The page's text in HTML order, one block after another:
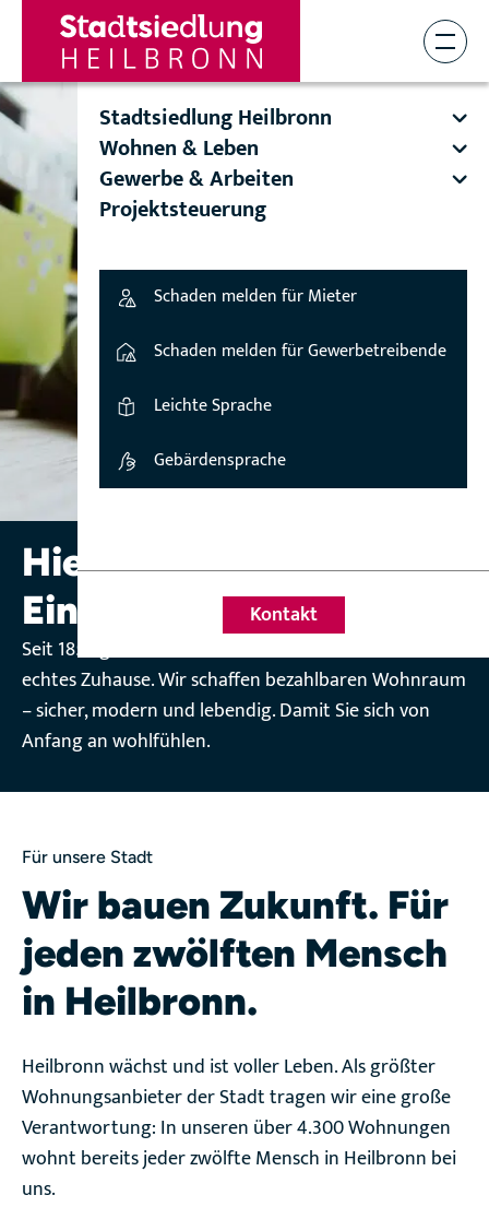
Stadtsiedlung Heilbronn
Wohnen & Leben
Gewerbe & Arbeiten
Projektsteuerung
Schaden melden für Mieter
Schaden melden für Gewerbetreibende
Leichte Sprache
Gebärdensprache
Kontakt
Hier hält das Leben
Einzug.
Seit 1856 geben wir den Menschen in Heilbronn ein
echtes Zuhause. Wir schaffen bezahlbaren Wohnraum
– sicher, modern und lebendig. Damit Sie sich von
Anfang an wohlfühlen.
Für unsere Stadt
Wir bauen Zukunft. Für
jeden zwölften Mensch
in Heilbronn.
Heilbronn wächst und ist voller Leben. Als größter
Wohnungsanbieter der Stadt tragen wir eine große
Verantwortung: In unseren über 4.300 Wohnungen
wohnt bereits jeder zwölfte Mensch in Heilbronn bei
uns.